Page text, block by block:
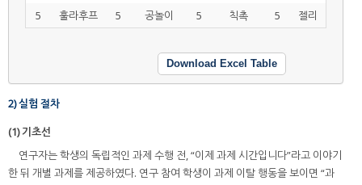
5
훌라후프 5 공놀이 5 칙촉 5 젤리
Download Excel Table
2) 실험 절차
(1) 기초선
연구자는 학생의 독립적인 과제 수행 전, “이제 과제 시간입니다”라고 이야기
한 뒤 개별 과제를 제공하였다. 연구 참여 학생이 과제 이탈 행동을 보이면 “과